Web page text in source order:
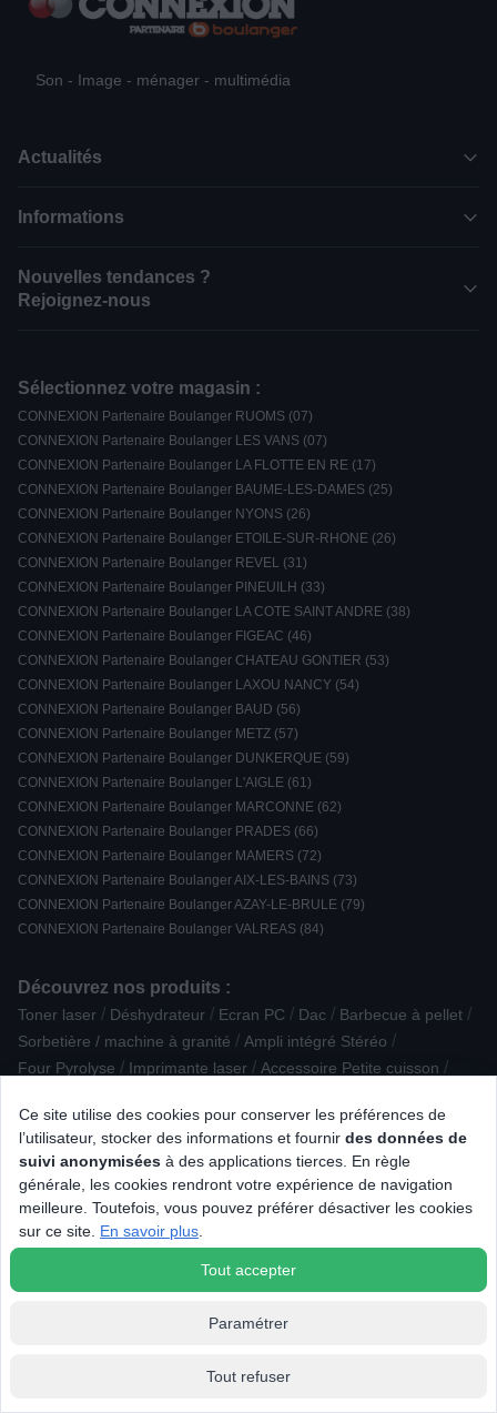
Ce site utilise des cookies pour conserver les préférences de
l’utilisateur, stocker des informations et fournir des données de
suivi anonymisées à des applications tierces. En règle
générale, les cookies rendront votre expérience de navigation
meilleure. Toutefois, vous pouvez préférer désactiver les cookies
sur ce site. En savoir plus
Tout accepter
Paramétrer
Tout refuser
Son - Image - ménager - multimédia
Actualités
Informations
Nouvelles tendances ?
Rejoignez-nous
Sélectionnez votre magasin :
CONNEXION Partenaire Boulanger RUOMS (07)
CONNEXION Partenaire Boulanger LES VANS (07)
CONNEXION Partenaire Boulanger LA FLOTTE EN RE (17)
CONNEXION Partenaire Boulanger BAUME-LES-DAMES (25)
CONNEXION Partenaire Boulanger NYONS (26)
CONNEXION Partenaire Boulanger ETOILE-SUR-RHONE (26)
CONNEXION Partenaire Boulanger REVEL (31)
CONNEXION Partenaire Boulanger PINEUILH (33)
CONNEXION Partenaire Boulanger LA COTE SAINT ANDRE (38)
CONNEXION Partenaire Boulanger FIGEAC (46)
CONNEXION Partenaire Boulanger CHATEAU GONTIER (53)
CONNEXION Partenaire Boulanger LAXOU NANCY (54)
CONNEXION Partenaire Boulanger BAUD (56)
CONNEXION Partenaire Boulanger METZ (57)
CONNEXION Partenaire Boulanger DUNKERQUE (59)
CONNEXION Partenaire Boulanger L'AIGLE (61)
CONNEXION Partenaire Boulanger MARCONNE (62)
CONNEXION Partenaire Boulanger PRADES (66)
CONNEXION Partenaire Boulanger MAMERS (72)
CONNEXION Partenaire Boulanger AIX-LES-BAINS (73)
CONNEXION Partenaire Boulanger AZAY-LE-BRULE (79)
CONNEXION Partenaire Boulanger VALREAS (84)
Découvrez nos produits :
Toner laser / Déshydrateur / Ecran PC / Dac / Barbecue à pellet /
Sorbetière / machine à granité / Ampli intégré Stéréo /
Four Pyrolyse / Imprimante laser / Accessoire Petite cuisson /
Connectique audio / Accessoire Nettoyage / Entretien /
Webcam / Micro / Aspirateur cuve /
Imprimante multifonction laser Soin visage
Cafetière Robot cuiseur Elément séparé /
Réfrigérateur combiné / Raclette / pierre à griller / grill / crêpière
Robot multifonction / Casque
© 2026 Tous droits réservés Connexion.fr